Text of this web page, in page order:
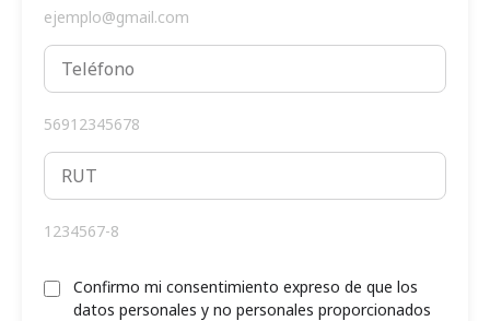
ejemplo@gmail.com
56912345678
1234567-8
Confirmo mi consentimiento expreso de que los
datos personales y no personales proporcionados